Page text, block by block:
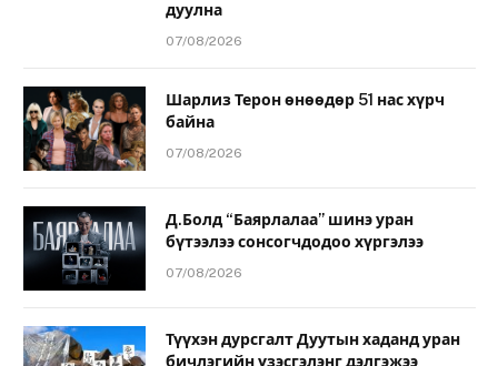
дуулна
07/08/2026
Шарлиз Терон өнөөдөр 51 нас хүрч
байна
07/08/2026
Д.Болд “Баярлалаа” шинэ уран
бүтээлээ сонсогчдодоо хүргэлээ
07/08/2026
Түүхэн дурсгалт Дуутын хаданд уран
бичлэгийн үзэсгэлэнг дэлгэжээ